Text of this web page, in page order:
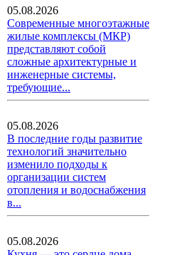
05.08.2026
Современные многоэтажные
жилые комплексы (МКР)
представляют собой
сложные архитектурные и
инженерные системы,
требующие...
05.08.2026
В последние годы развитие
технологий значительно
изменило подходы к
организации систем
отопления и водоснабжения
в...
05.08.2026